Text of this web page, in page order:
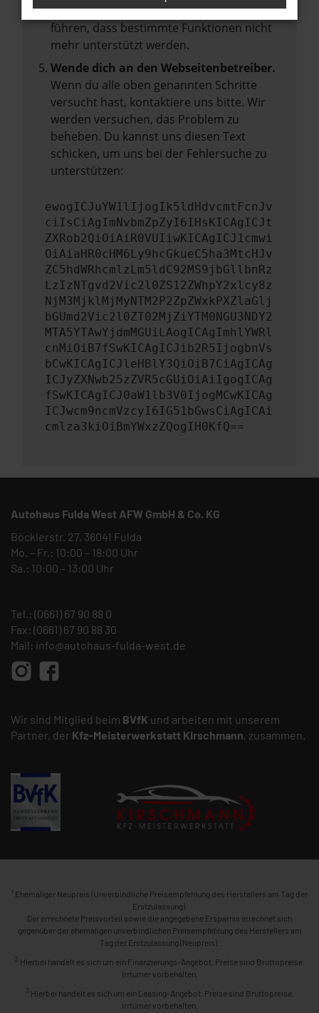
Sicherheitsrisiko, sondern kann auch dazu
führen, dass bestimmte Funktionen nicht
mehr unterstützt werden.
Wende dich an den Webseitenbetreiber.
Wenn du alle oben genannten Schritte
versucht hast, kontaktiere uns bitte. Wir
werden versuchen, das Problem zu
beheben. Du kannst uns diesen Text
schicken, um uns bei der Fehlersuche zu
unterstützen:
ewogICJuYW1lIjogIk5ldHdvcmtFcnJv
ciIsCiAgImNvbmZpZyI6IHsKICAgICJt
ZXRob2QiOiAiR0VUIiwKICAgICJ1cmwi
OiAiaHR0cHM6Ly9hcGkueC5ha3MtcHJv
ZC5hdWRhcmlzLm5ldC92MS9jbGllbnRz
LzIzNTgvd2Vic2l0ZS12ZWhpY2xlcy8z
NjM3MjklMjMyNTM2P2ZpZWxkPXZlaGlj
bGUmd2Vic2l0ZT02MjZiYTM0NGU3NDY2
MTA5YTAwYjdmMGUiLAogICAgImhlYWRl
cnMiOiB7fSwKICAgICJib2R5IjogbnVs
bCwKICAgICJleHBlY3QiOiB7CiAgICAg
ICJyZXNwb25zZVR5cGUiOiAiIgogICAg
fSwKICAgICJ0aW1lb3V0IjogMCwKICAg
ICJwcm9ncmVzcyI6IG51bGwsCiAgICAi
cmlza3kiOiBmYWxzZQogIH0KfQ==
Autohaus Fulda West AFW GmbH & Co. KG
Böcklerstr. 27, 36041 Fulda
Mo. – Fr.: 10:00 – 18:00 Uhr
Sa.: 10:00 – 13:00 Uhr
Tel.: (0661) 67 90 88 0
Fax: (0661) 67 90 88 30
Mail: info@autohaus-fulda-west.de
Wir sind Mitglied beim BVfK und arbeiten mit unserem
Partner, der Kfz-Meisterwerkstatt Kirschmann, zusammen.
1 Ehemaliger Neupreis (Unverbindliche Preisempfehlung des Herstellers am Tag der
Erstzulassung).
Der errechnete Preisvorteil sowie die angegebene Ersparnis errechnet sich
gegenüber der ehemaligen unverbindlichen Preisempfehlung des Herstellers am
Tag der Erstzulassung (Neupreis).
2 Hierbei handelt es sich um ein Finanzierungs-Angebot. Preise sind Bruttopreise.
Irrtümer vorbehalten.
3 Hierbei handelt es sich um ein Leasing-Angebot. Preise sind Bruttopreise.
Irrtümer vorbehalten.